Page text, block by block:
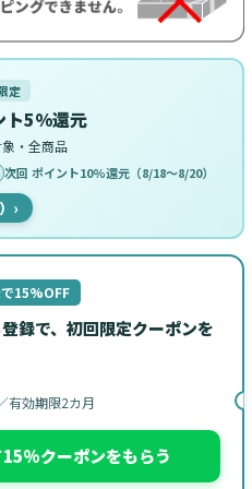
定
ト5%還元
・全商品
次回 ポイント10%還元（8/18〜8/20）
›
15%OFF
録で、初回限定クーポンを
有効期限2カ月
クーポンをもらう